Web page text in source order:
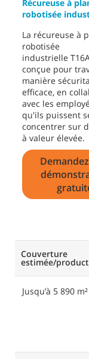
Récureuse à
robotisée
La récureuse à
robotisée
industrielle
conçue pour
manière
efficace, en
avec les
qu'ils puissent
concentrer sur
à valeur élevée.
Couverture
estimée/
Jusqu’à 5 890 m²